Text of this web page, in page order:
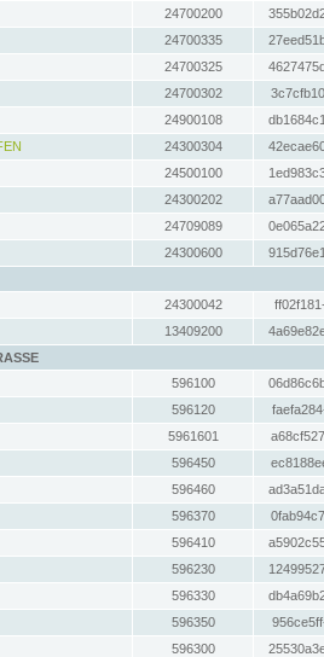
24700200
24700335
24700325
24700302
24900108
24300304
24500100
24300202
24709089
24300600
24300042
13409200
596100
596120
5961601
596450
596460
596370
596410
596230
596330
596350
596300